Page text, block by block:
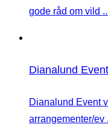
gode råd om vild
Dianalund Event
Dianalund Event
arrangementer/ev